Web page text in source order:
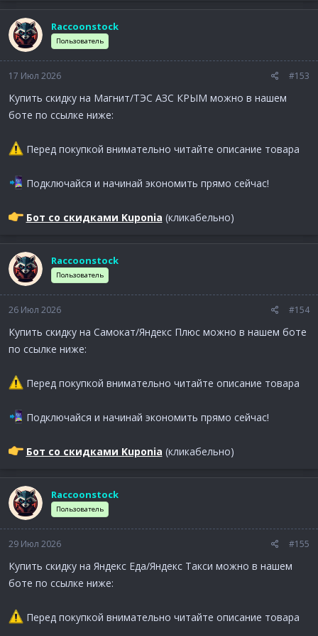
Raccoonstock
Пользователь
17 Июл 2026 #153
Купить скидку на Магнит/ТЭС АЗС КРЫМ можно в нашем
боте по ссылке ниже:
Перед покупкой внимательно читайте описание товара
Подключайся и начинай экономить прямо сейчас!
Бот со скидками Kuponia (кликабельно)
Raccoonstock
Пользователь
26 Июл 2026 #154
Купить скидку на Самокат/Яндекс Плюс можно в нашем боте
по ссылке ниже:
Перед покупкой внимательно читайте описание товара
Подключайся и начинай экономить прямо сейчас!
Бот со скидками Kuponia (кликабельно)
Raccoonstock
Пользователь
29 Июл 2026 #155
Купить скидку на Яндекс Еда/Яндекс Такси можно в нашем
боте по ссылке ниже:
Перед покупкой внимательно читайте описание товара